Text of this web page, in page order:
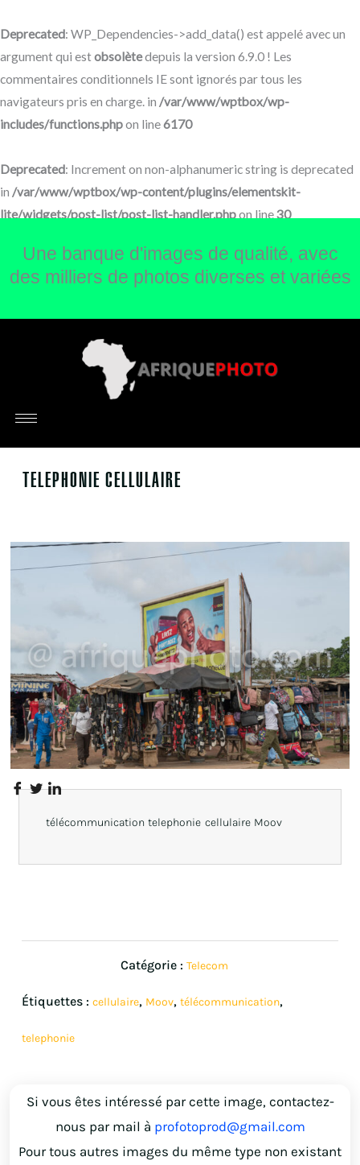
Deprecated: WP_Dependencies->add_data() est appelé avec un
argument qui estobsolètedepuis la version 6.9.0 ! Les
commentaires conditionnels IE sont ignorés par tous les
navigateurs pris en charge. in /var/www/wptbox/wp-
includes/functions.phpon line6170
Deprecated: Increment on non-alphanumeric string is deprecated
in /var/www/wptbox/wp-content/plugins/elementskit-
lite/widgets/post-list/post-list-handler.phpon line30
au
contenu
Une banque d'images de qualité, avec
des milliers de photos diverses et variées
TELEPHONIE CELLULAIRE
télécommunication telephonie cellulaire Moov
Catégorie : Telecom
Étiquettes : cellulaire, Moov, télécommunication,
telephonie
Si vous êtes intéressé par cette image, contactez-
nous par mail à profotoprod@gmail.com
Pour tous autres images du même type non existant